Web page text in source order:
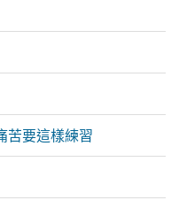
苦要這樣練習